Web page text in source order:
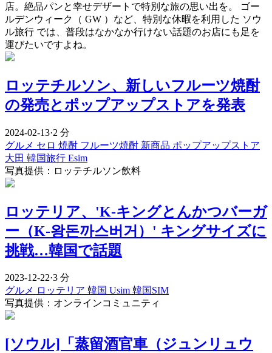
店。絶品パンと幸せデザートで特別な旅の思い出を。 ゴー
ルデンウィーク（ GW ）など、特別な休暇を利用した ソウ
ル旅行 では、普段はなかなか行けない話題のお店にも足を
運びたいですよね。
ロッテチルソン、新しいフルーツ焼酎
の発売とポップアップストアを発表
2024-02-13·2 分
グルメ セロ 焼酎 フルーツ焼酎 新商品 ポップアップストア
大田 韓国旅行 Esim
写真提供：ロッテチルソン飲料
ロッテリア、'K-キングとんかつバーガ
ー（K-왕돈까스버거）' キングサイズに
挑戦…韓国で話題
2023-12-22·3 分
グルメ ロッテリア 韓国 Usim 韓国SIM
写真提供：オンラインコミュニティ
[ソウル]「蒸留酒官車（ジュンリュウ